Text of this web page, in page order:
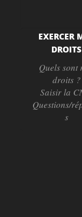
EXERCER
DROITS
Quels sont
droits ?
Saisir la
Questions/
s